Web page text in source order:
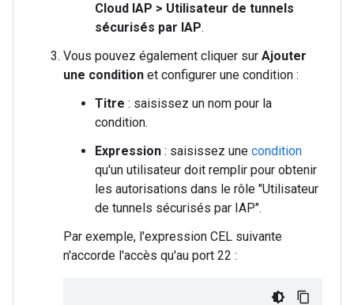
Cloud IAP > Utilisateur de tunnels
sécurisés par IAP.
Vous pouvez également cliquer sur Ajouter
une condition et configurer une condition :
Titre : saisissez un nom pour la
condition.
Expression : saisissez une condition
qu'un utilisateur doit remplir pour obtenir
les autorisations dans le rôle "Utilisateur
de tunnels sécurisés par IAP".
Par exemple, l'expression CEL suivante
n'accorde l'accès qu'au port 22 :